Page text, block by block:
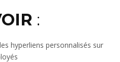
:
hyperliens personnalisés sur